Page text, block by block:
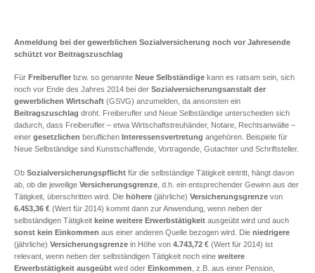
Anmeldung bei der gewerblichen Sozialversicherung noch vor Jahresende
schützt vor Beitragszuschlag
Für Freiberufler bzw. so genannte Neue Selbständige kann es ratsam sein, sich
noch vor Ende des Jahres 2014 bei der Sozialversicherungsanstalt der
gewerblichen Wirtschaft (GSVG) anzumelden, da ansonsten ein
Beitragszuschlag droht. Freiberufler und Neue Selbständige unterscheiden sich
dadurch, dass Freiberufler – etwa Wirtschaftstreuhänder, Notare, Rechtsanwälte –
einer gesetzlichen beruflichen Interessensvertretung angehören. Beispiele für
Neue Selbständige sind Kunstschaffende, Vortragende, Gutachter und Schriftsteller.
Ob Sozialversicherungspflicht für die selbständige Tätigkeit eintritt, hängt davon
ab, ob die jeweilige Versicherungsgrenze , d.h. ein entsprechender Gewinn aus der
Tätigkeit, überschritten wird. Die höhere (jährliche) Versicherungsgrenze von
6.453,36 € (Wert für 2014) kommt dann zur Anwendung, wenn neben der
selbständigen Tätigkeit keine weitere Erwerbstätigkeit ausgeübt wird und auch
sonst kein Einkommen aus einer anderen Quelle bezogen wird. Die niedrigere
(jährliche) Versicherungsgrenze in Höhe von 4.743,72 € (Wert für 2014) ist
relevant, wenn neben der selbständigen Tätigkeit noch eine weitere
Erwerbstätigkeit ausgeübt wird oder Einkommen , z.B. aus einer Pension,